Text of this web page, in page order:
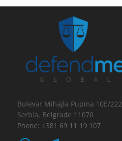
Bulevar Mihajla Pupina 10E/222
Serbia, Belgrade 11070
Phone: +381 69 11 19 107